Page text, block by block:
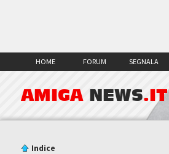
HOME FORUM SEGNALA
AMIGA NEWS.IT
Indice